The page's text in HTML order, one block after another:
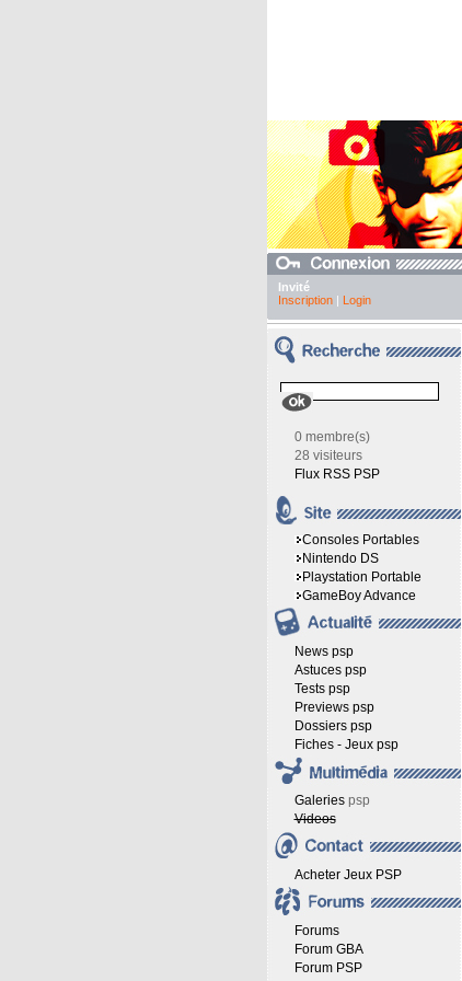
Invité
Inscription| Login
0 membre(s)
28 visiteurs
Flux RSS PSP
Consoles Portables
Nintendo DS
Playstation Portable
GameBoy Advance
News psp
Astuces psp
Tests psp
Previews psp
Dossiers psp
Fiches - Jeux psp
Galeriespsp
Videos
Acheter Jeux PSP
Forums
Forum GBA
Forum PSP